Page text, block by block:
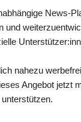
News-
und
nahezu
Angebot jetzt
unterstützen.